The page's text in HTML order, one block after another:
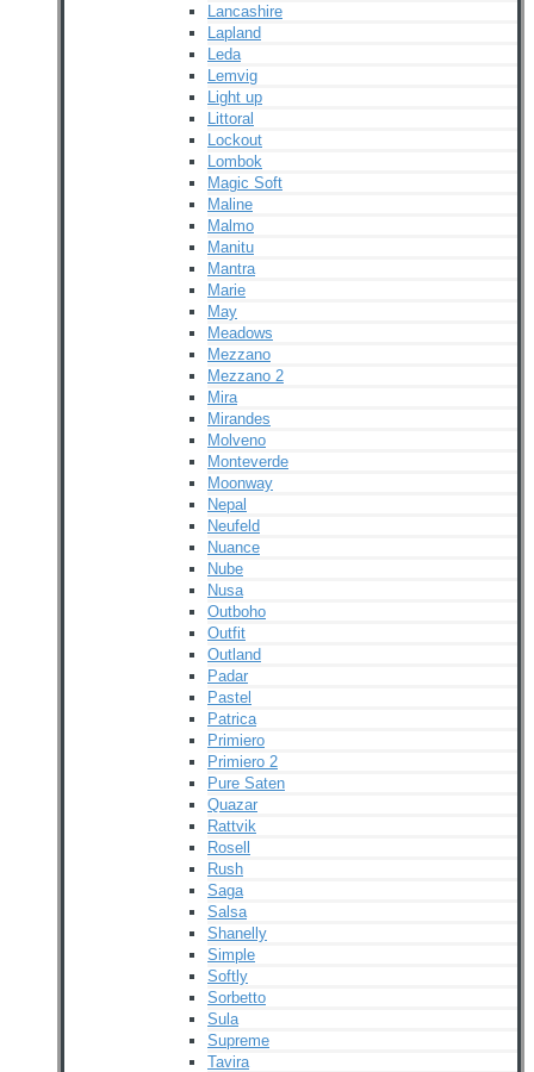
Lancashire
Lapland
Leda
Lemvig
Light up
Littoral
Lockout
Lombok
Magic Soft
Maline
Malmo
Manitu
Mantra
Marie
May
Meadows
Mezzano
Mezzano 2
Mira
Mirandes
Molveno
Monteverde
Moonway
Nepal
Neufeld
Nuance
Nube
Nusa
Outboho
Outfit
Outland
Padar
Pastel
Patrica
Primiero
Primiero 2
Pure Saten
Quazar
Rattvik
Rosell
Rush
Saga
Salsa
Shanelly
Simple
Softly
Sorbetto
Sula
Supreme
Tavira